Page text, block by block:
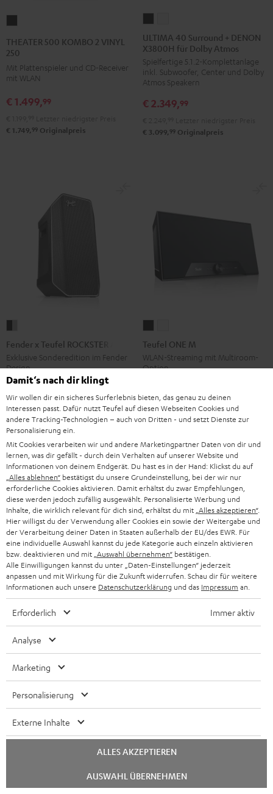
KOMBO
2
VINYL
Schwarz
THEATER 500 KOMBO 2 VINYL
250
Mit Plattenspieler und CD-Receiver
mit WLAN
€ 1.499,99
€ 1.749, 99 Originalpreis
40
Surround
+
DENON
für
Atmos
40
Surround
+
DENON
für
Atmos
ULTIMA 40 Surround + DENON
X3800H für Dolby Atmos
Spielfertige 5.1.2-Komplettanlage
inkl. Subwoofer, Center und Dolby
Atmos Speakern
€ 2.349,99
€ 3.099, 99 Originalpreis
Teufel
ROCKSTER
AIR
2
Black
&
Steel
Fender x Teufel ROCKSTER AIR 2
Exklusive Sonderedition im Fender
Design
€ 629, Letzter niedrigster Preis
€ 699,99Originalpreis
ONE
M
Schwarz
ONE
M
Weiß
Teufel ONE M
WLAN-Streaming mit Multiroom-
Option
€ 399,99Letzter niedrigster Preis
€ 499,99Originalpreis
ULTIMA
20
Surround
"5.1-
Set"
Schwarz
ULTIMA
20
Surround
"5.1-
Set"
Weiß
ULTIMA 20 Surround "5.1-Set"
Surround-Variante der ULTIMA 20
€ 599, 99
€ 549,99Letzter niedrigster Preis
€ 699, Originalpreis
BLUE
Black
REAL BLUE
€ 129,99Letzter niedrigster Preis
Damit‘s nach dir klingt
Wir wollen dir ein sicheres Surferlebnis bieten, das genau zu deinen
Interessen passt. Dafür nutzt Teufel auf diesen Webseiten Cookies und
andere Tracking-Technologien – auch von Dritten - und setzt Dienste zur
Personalisierung ein.
Mit Cookies verarbeiten wir und andere Marketingpartner Daten von dir und
lernen, was dir gefällt - durch dein Verhalten auf unserer Website und
Informationen von deinem Endgerät. Du hast es in der Hand: Klickst du auf
„Alles ablehnen“ bestätigst du unsere Grundeinstellung, bei der wir nur
erforderliche Cookies aktivieren. Damit erhältst du zwar Empfehlungen,
diese werden jedoch zufällig ausgewählt. Personalisierte Werbung und
Inhalte, die wirklich relevant für dich sind, erhältst du mit „Alles akzeptieren“.
Hier willigst du der Verwendung aller Cookies ein sowie der Weitergabe und
der Verarbeitung deiner Daten in Staaten außerhalb der EU/des EWR. Für
eine individuelle Auswahl kannst du jede Kategorie auch einzeln aktivieren
bzw. deaktivieren und mit „Auswahl übernehmen“ bestätigen.
Alle Einwilligungen kannst du unter „Daten-Einstellungen“ jederzeit
anpassen und mit Wirkung für die Zukunft widerrufen. Schau dir für weitere
Informationen auch unsere Datenschutzerklärung und das Impressum an.
Erforderlich Immer aktiv
Analyse
Marketing
Personalisierung
Externe Inhalte
ALLES AKZEPTIEREN
AUSWAHL ÜBERNEHMEN